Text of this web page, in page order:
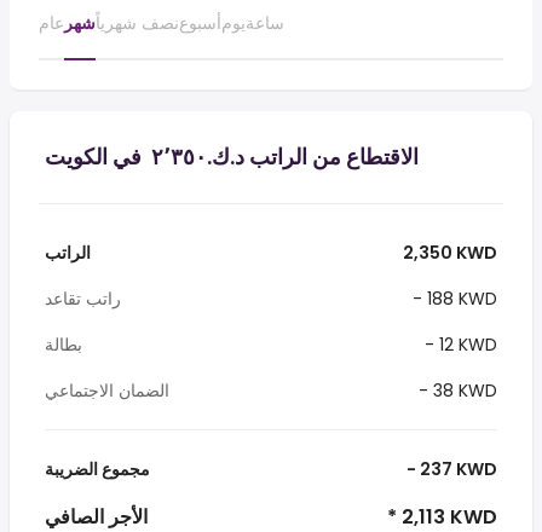
عام شهرنصف شهرياًأسبوعيومساعة
الاقتطاع من الراتب د.ك.‏٢٬٣٥٠ ‏ في الكويت
الراتب
2,350 KWD
راتب تقاعد
- 188 KWD
بطالة
- 12 KWD
الضمان الاجتماعي
- 38 KWD
مجموع الضريبة - 237 KWD
الأجر الصافي * 2,113 KWD